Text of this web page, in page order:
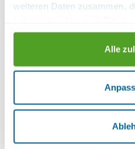
weiteren Daten zusammen,
gesammelt haben.
Alle
Die Ferienwohnung im